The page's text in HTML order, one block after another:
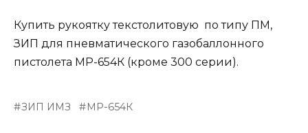
Купить рукоятку текстолитовую по типу ПМ,
ЗИП для пневматического газобаллонного
пистолета МР-654К (кроме 300 серии).
ЗИП ИМЗ МР-654К